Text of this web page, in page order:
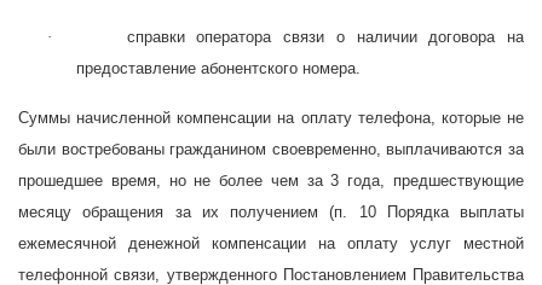
·
справки оператора связи о наличии договора на
предоставление абонентского номера.
Суммы начисленной компенсации на оплату телефона, которые не
были востребованы гражданином своевременно, выплачиваются за
прошедшее время, но не более чем за 3 года, предшествующие
месяцу обращения за их получением (п. 10 Порядка выплаты
ежемесячной денежной компенсации на оплату услуг местной
телефонной связи, утвержденного Постановлением Правительства